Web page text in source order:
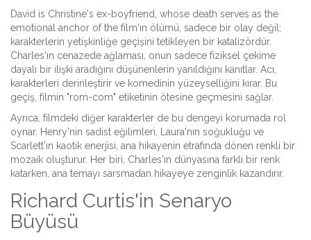
David is Christine's ex-boyfriend, whose death serves as the
emotional anchor of the film'ın ölümü, sadece bir olay değil;
karakterlerin yetişkinliğe geçişini tetikleyen bir katalizördür.
Charles'ın cenazede ağlaması, onun sadece fiziksel çekime
dayalı bir ilişki aradığını düşünenlerin yanıldığını kanıtlar. Acı,
karakterleri derinleştirir ve komedinin yüzeyselliğini kırar. Bu
geçiş, filmin "rom-com" etiketinin ötesine geçmesini sağlar.
Ayrıca, filmdeki diğer karakterler de bu dengeyi korumada rol
oynar. Henry'nin sadist eğilimleri, Laura'nın soğukluğu ve
Scarlett'ın kaotik enerjisi, ana hikayenin etrafında dönen renkli bir
mozaik oluşturur. Her biri, Charles'ın dünyasına farklı bir renk
katarken, ana temayı sarsmadan hikayeye zenginlik kazandırır.
Richard Curtis'in Senaryo
Büyüsü